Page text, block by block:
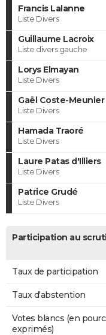
Francis Lalanne
Liste Divers
Guillaume Lacroix
Liste divers gauche
Lorys Elmayan
Liste Divers
Gaël Coste-Meunier
Liste Divers
Hamada Traoré
Liste Divers
Laure Patas d'Illiers
Liste Divers
Patrice Grudé
Liste Divers
Participation au
Taux de participation
Taux d'abstention
Votes blancs (en
exprimés)